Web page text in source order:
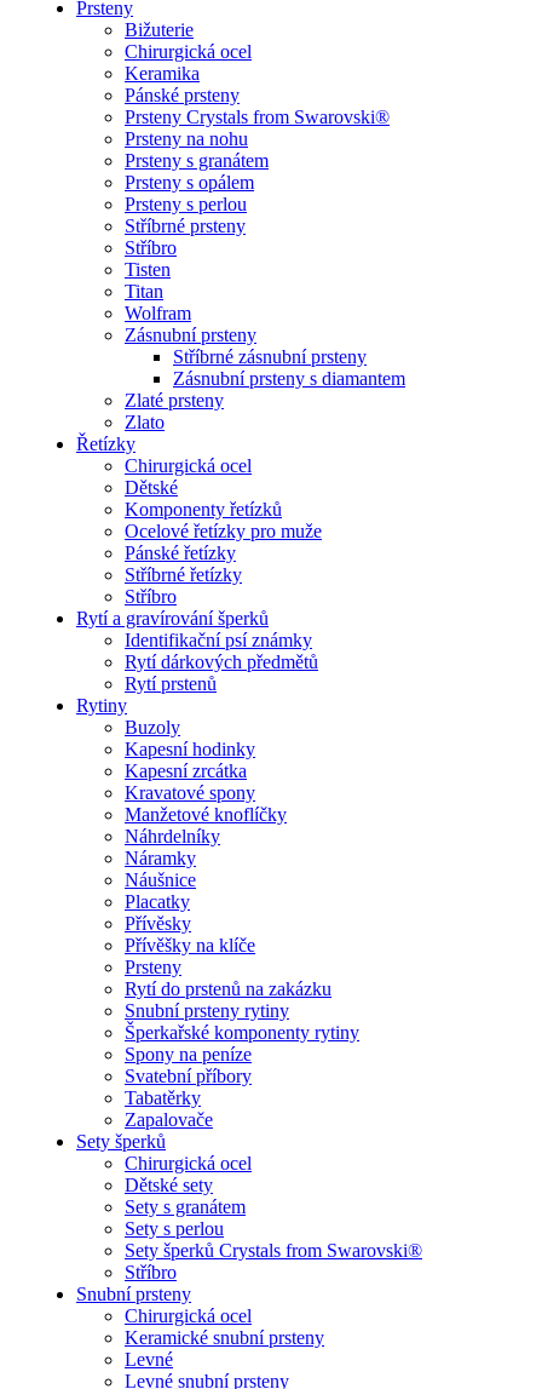
Prsteny
Bižuterie
Chirurgická ocel
Keramika
Pánské prsteny
Prsteny Crystals from Swarovski®
Prsteny na nohu
Prsteny s granátem
Prsteny s opálem
Prsteny s perlou
Stříbrné prsteny
Stříbro
Tisten
Titan
Wolfram
Zásnubní prsteny
Stříbrné zásnubní prsteny
Zásnubní prsteny s diamantem
Zlaté prsteny
Zlato
Řetízky
Chirurgická ocel
Dětské
Komponenty řetízků
Ocelové řetízky pro muže
Pánské řetízky
Stříbrné řetízky
Stříbro
Rytí a gravírování šperků
Identifikační psí známky
Rytí dárkových předmětů
Rytí prstenů
Rytiny
Buzoly
Kapesní hodinky
Kapesní zrcátka
Kravatové spony
Manžetové knoflíčky
Náhrdelníky
Náramky
Náušnice
Placatky
Přívěsky
Přívěšky na klíče
Prsteny
Rytí do prstenů na zakázku
Snubní prsteny rytiny
Šperkařské komponenty rytiny
Spony na peníze
Svatební příbory
Tabatěrky
Zapalovače
Sety šperků
Chirurgická ocel
Dětské sety
Sety s granátem
Sety s perlou
Sety šperků Crystals from Swarovski®
Stříbro
Snubní prsteny
Chirurgická ocel
Keramické snubní prsteny
Levné
Levné snubní prsteny